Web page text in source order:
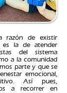
razón de existir
es la de atender
del sistema
a la comunidad
parte y que se
emocional,
Así pues,
a recorrer en